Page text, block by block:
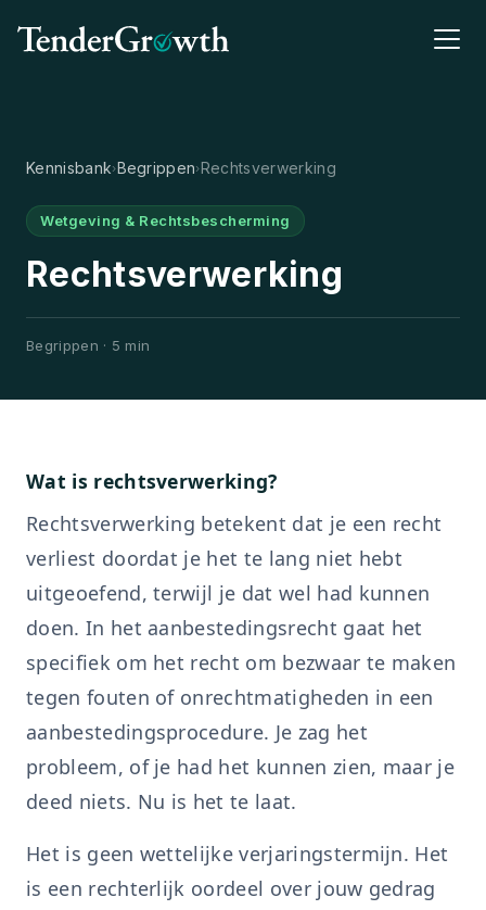
Rechtsverwerking
Begrippen · 5 min
Wetgeving & Rechtsbescherming
Kennisbank›Begrippen›Rechtsverwerking
Wat is rechtsverwerking?
Rechtsverwerking betekent dat je een recht
verliest doordat je het te lang niet hebt
uitgeoefend, terwijl je dat wel had kunnen
doen. In het aanbestedingsrecht gaat het
specifiek om het recht om bezwaar te maken
tegen fouten of onrechtmatigheden in een
aanbestedingsprocedure. Je zag het
probleem, of je had het kunnen zien, maar je
deed niets. Nu is het te laat.
Het is geen wettelijke verjaringstermijn. Het
is een rechterlijk oordeel over jouw gedrag